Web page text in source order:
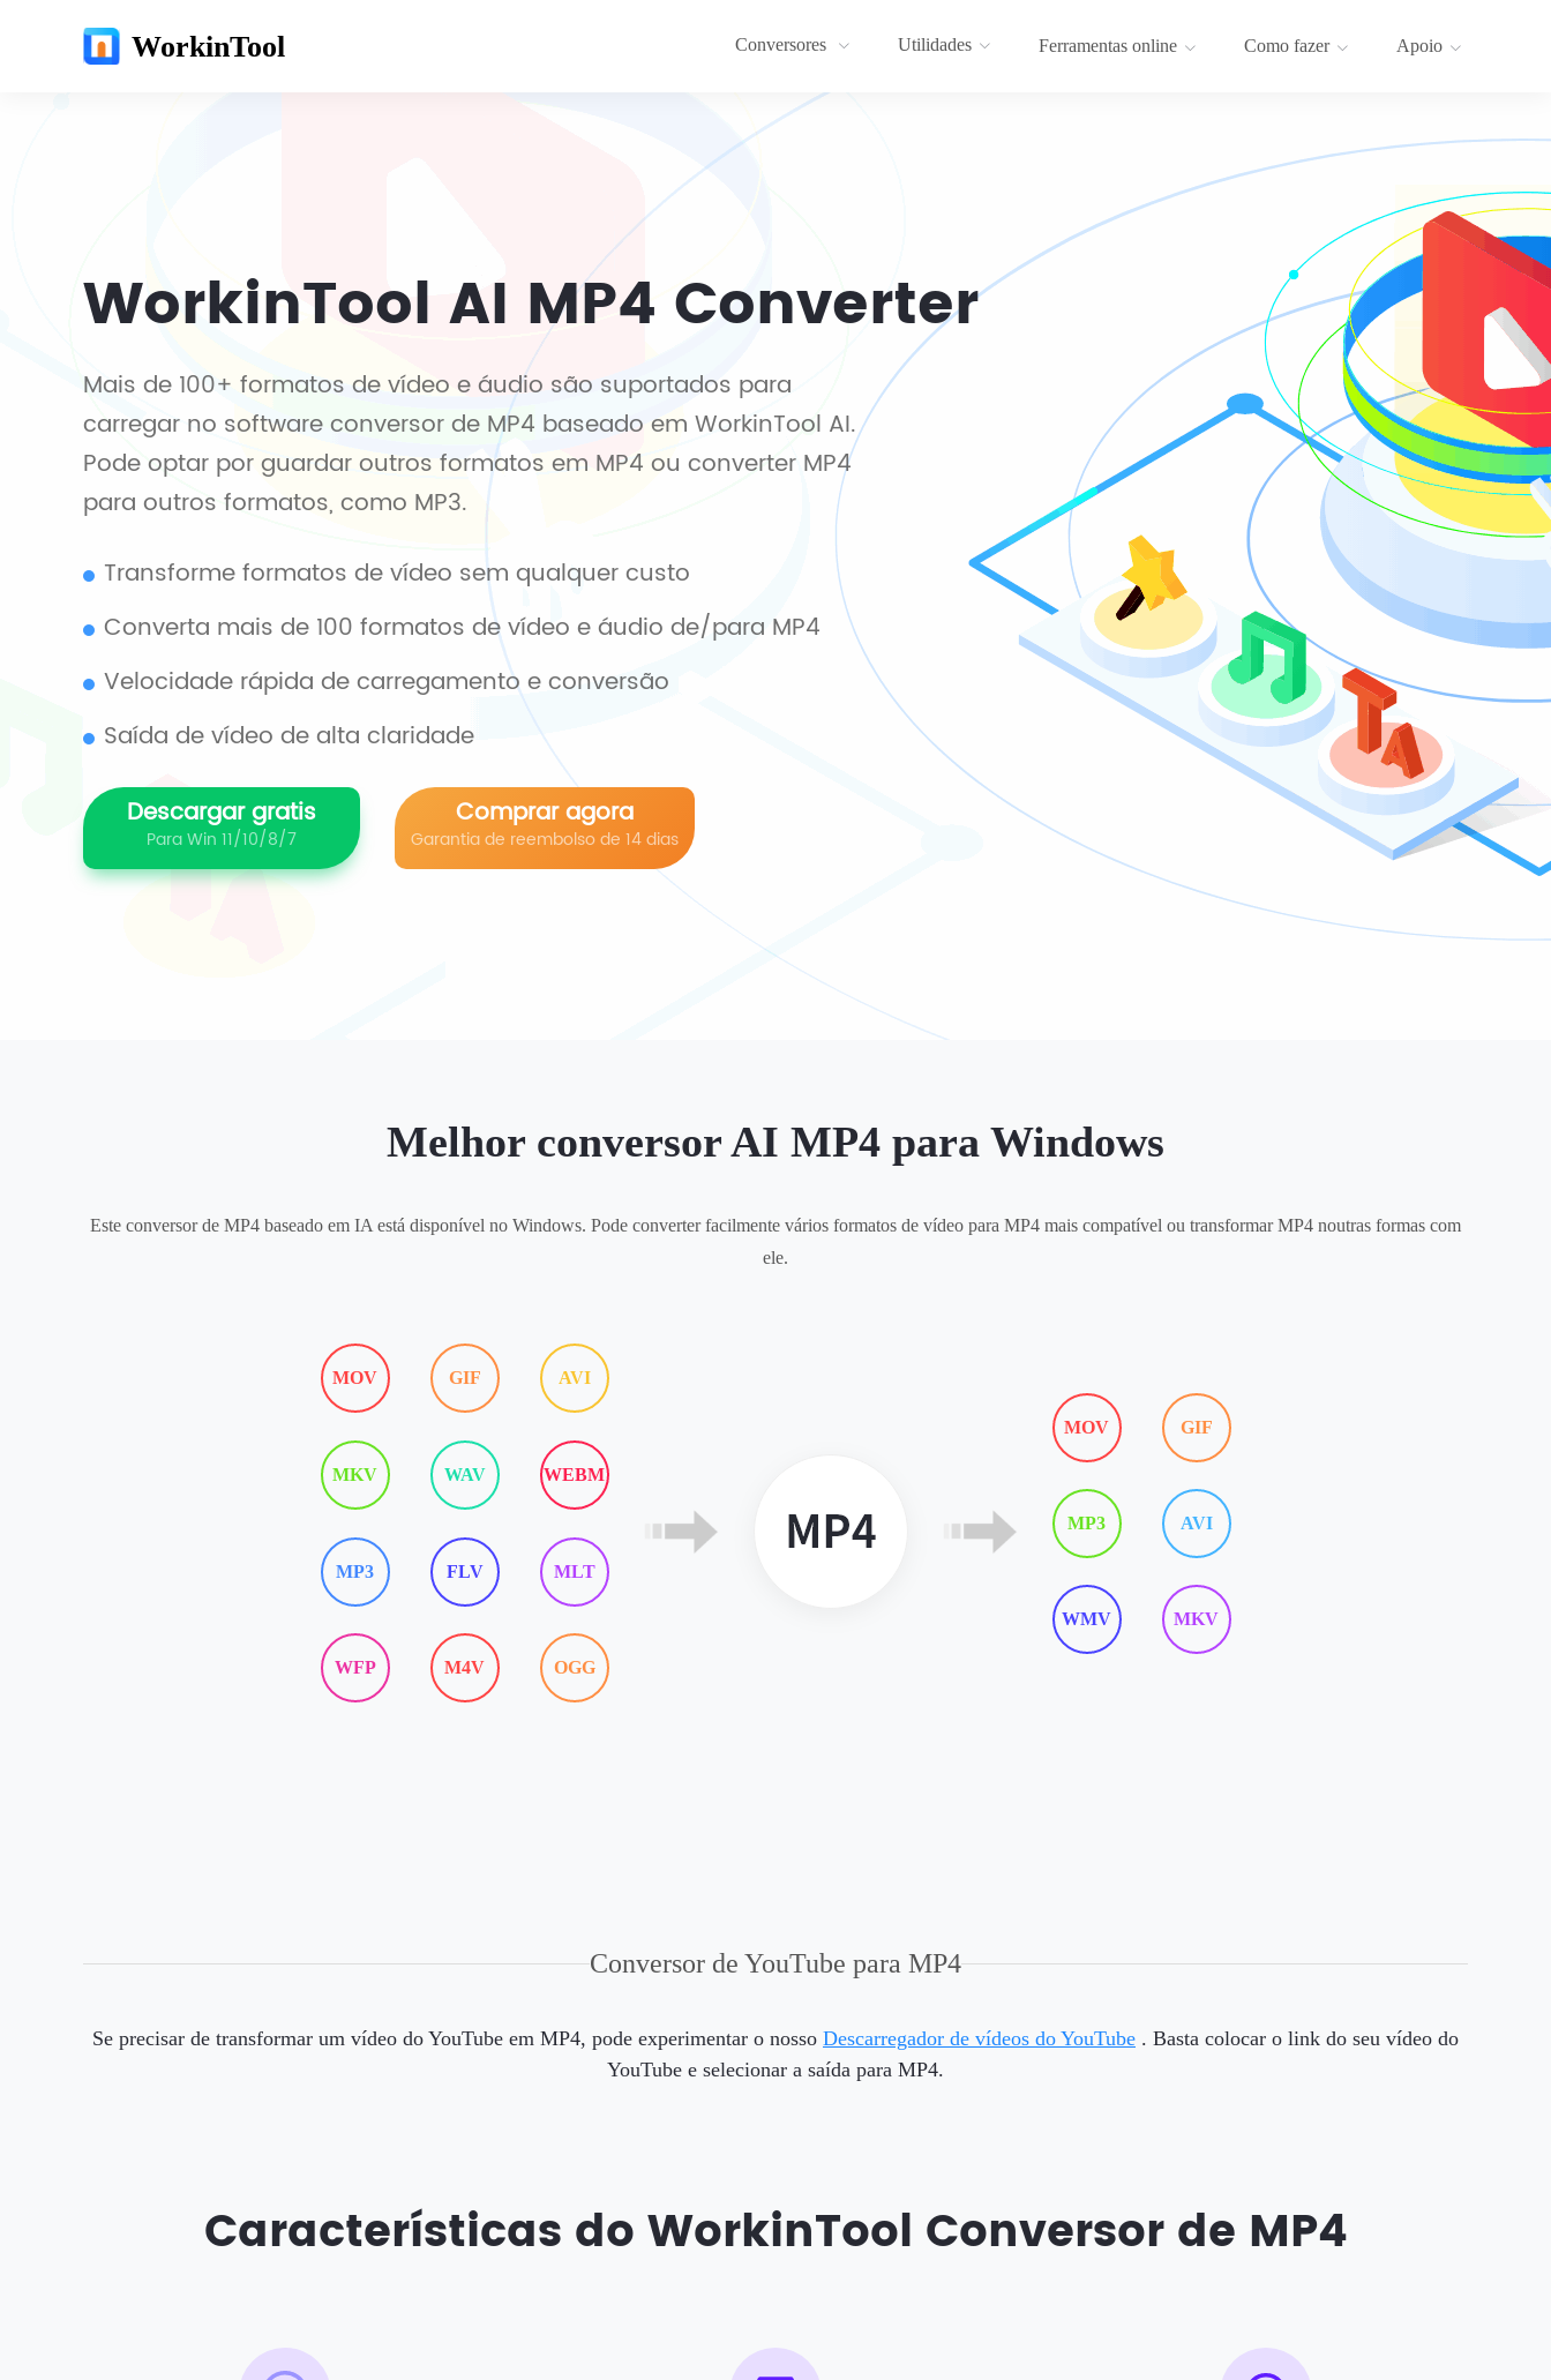
WorkinTool Conversores Utilidades Ferramentas online Como fazer Apoio
WorkinTool AI MP4 Converter
Mais de 100+ formatos de vídeo e áudio são suportados para
carregar no software conversor de MP4 baseado em WorkinTool AI.
Pode optar por guardar outros formatos em MP4 ou converter MP4
para outros formatos, como MP3.
Transforme formatos de vídeo sem qualquer custo
Converta mais de 100 formatos de vídeo e áudio de/para MP4
Velocidade rápida de carregamento e conversão
Saída de vídeo de alta claridade
Descargar gratis
Para Win 11/10/8/7
Comprar agora
Garantia de reembolso de 14 dias
Melhor conversor AI MP4 para Windows
Este conversor de MP4 baseado em IA está disponível no Windows. Pode converter facilmente vários formatos de vídeo para MP4 mais compatível ou transformar MP4 noutras formas com
ele.
MOV GIF AVI
MKV WAV WEBM
MP3 FLV MLT
WFP M4V OGG
MOV GIF
MP3 AVI
WMV MKV
Conversor de YouTube para MP4
Se precisar de transformar um vídeo do YouTube em MP4, pode experimentar o nosso Descarregador de vídeos do YouTube . Basta colocar o link do seu vídeo do
YouTube e selecionar a saída para MP4.
Características do WorkinTool Conversor de MP4